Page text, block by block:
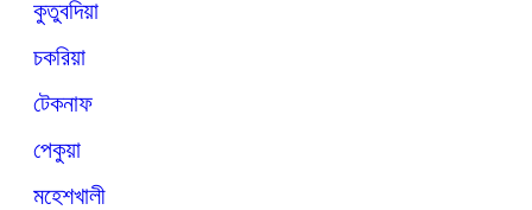
কুতুবদিয়া
চকরিয়া
টেকনাফ
পেকুয়া
মহেশখালী